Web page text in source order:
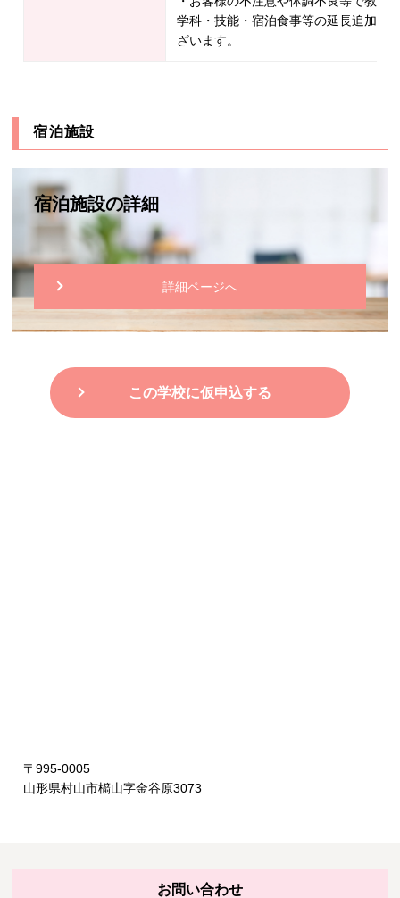
学科・技能・宿泊食事等の延長追加料
ざいます。
宿泊施設
宿泊施設の詳細
詳細ページへ
この学校に仮申込する
〒995-0005
山形県村山市櫤山字金谷原3073
お問い合わせ